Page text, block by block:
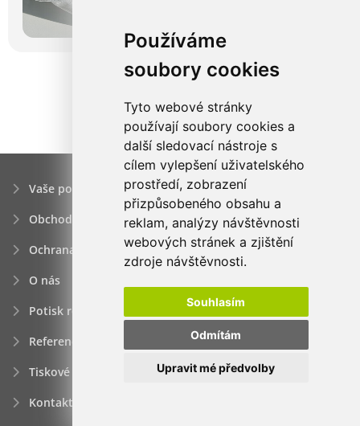
Používáme
soubory cookies
Tyto webové stránky
používají soubory cookies a
další sledovací nástroje s
cílem vylepšení uživatelského
prostředí, zobrazení
přizpůsobeného obsahu a
reklam, analýzy návštěvnosti
webových stránek a zjištění
zdroje návštěvnosti.
Souhlasím
Odmítám
Upravit mé předvolby
Vaše poptávka
Obchodní podmínky
Ochrana osobních údajú
O nás
Potisk reklamních předmětů
Reference
Tiskové zprávy
Kontakt